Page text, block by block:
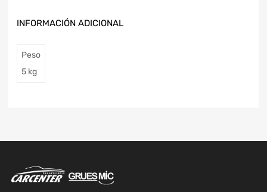
INFORMACIÓN ADICIONAL
Peso
5 kg